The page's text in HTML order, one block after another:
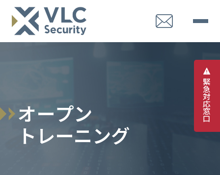
緊
急
対
応
窓
口
オープン
ト レーニング